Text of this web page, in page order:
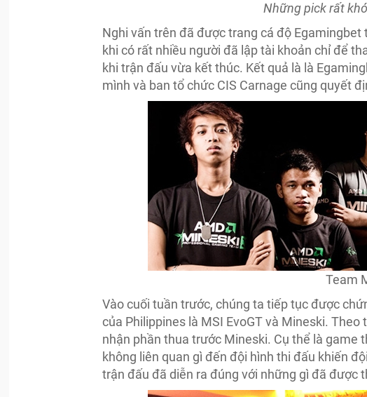
Những pick rất
Nghi vấn trên đã được trang cá độ
khi có rất nhiều người đã lập tài khoản chỉ để
khi trận đấu vừa kết thúc. Kết quả là là
mình và ban tổ chức CIS Carnage cũng quyết
Team
Vào cuối tuần trước, chúng ta tiếp tục được
của Philippines là MSI EvoGT và Mineski.
nhận phần thua trước Mineski. Cụ thể là
không liên quan gì đến đội hình thi đấu khiến
trận đấu đã diễn ra đúng với những gì đã được